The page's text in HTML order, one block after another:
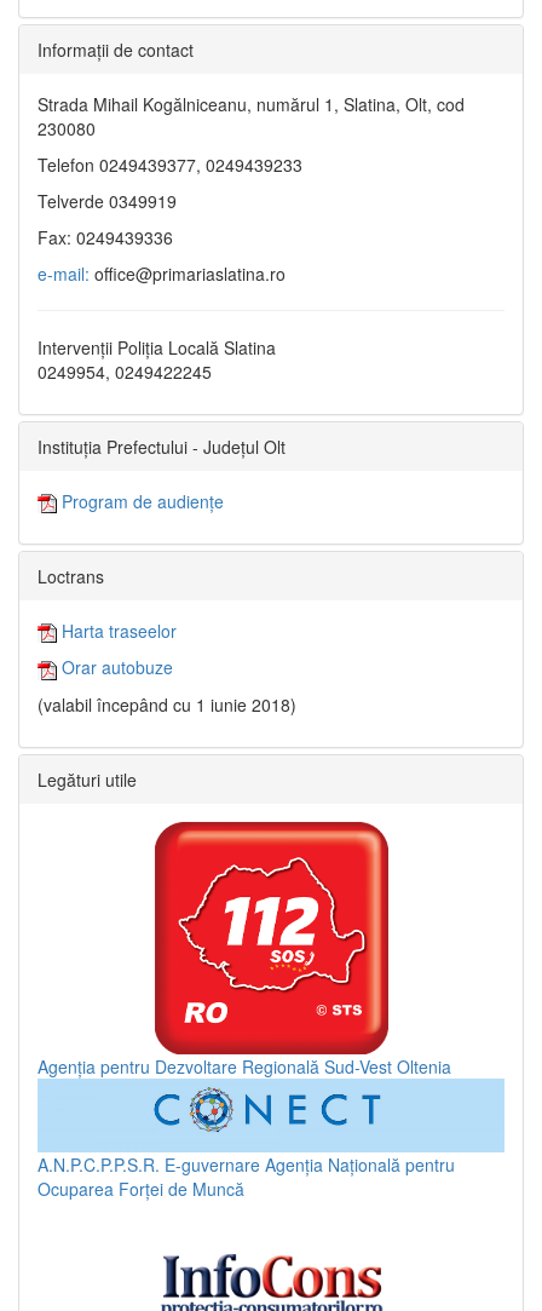
Informaţii de contact
Strada Mihail Kogălniceanu, numărul 1, Slatina, Olt, cod
230080
Telefon 0249439377, 0249439233
Telverde 0349919
Fax: 0249439336
e-mail: office@primariaslatina.ro
Intervenții Poliția Locală Slatina
0249954, 0249422245
Instituția Prefectului - Județul Olt
Program de audiențe
Loctrans
Harta traseelor
Orar autobuze
(valabil începând cu 1 iunie 2018)
Legături utile
Agenția pentru Dezvoltare Regională Sud-Vest Oltenia
A.N.P.C.P.P.S.R. E-guvernare Agenția Națională pentru
Ocuparea Forței de Muncă